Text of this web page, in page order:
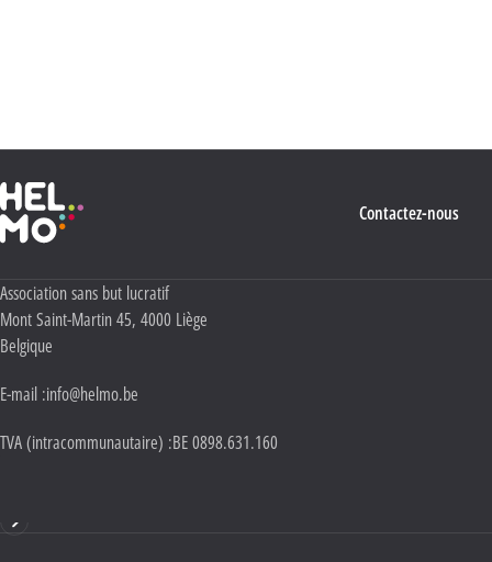
Haute École Libre Mosane
Contactez-nous
Adresse :
Association sans but lucratif
Mont Saint-Martin 45, 4000 Liège
Belgique
E-mail :info@helmo.be
TVA (intracommunautaire) :BE 0898.631.160